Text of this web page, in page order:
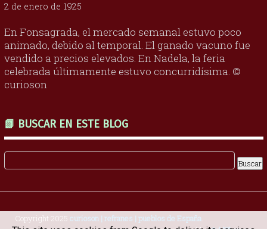
2 de enero de 1925
En Fonsagrada, el mercado semanal estuvo poco
animado, debido al temporal. El ganado vacuno fue
vendido a precios elevados. En Nadela, la feria
celebrada últimamente estuvo concurridísima. ©
curioson
📗 BUSCAR EN ESTE BLOG
Copyright 2025 curioson | refranes | pueblos de España